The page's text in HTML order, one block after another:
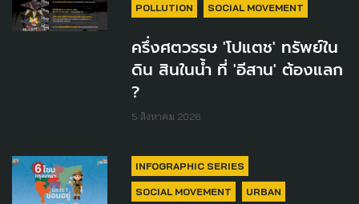
POLLUTION SOCIAL MOVEMENT
ครึ่งศตวรรษ 'โปแตช' ทรัพย์ใน
ดิน สินในน้ำ ที่ 'อีสาน' ต้องแลก
?
5 สิงหาคม 2026
INFOGRAPHIC SERIES
SOCIAL MOVEMENT URBAN